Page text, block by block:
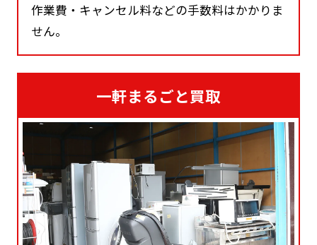
作業費・キャンセル料などの手数料はかかりま
せん。
一軒まるごと買取